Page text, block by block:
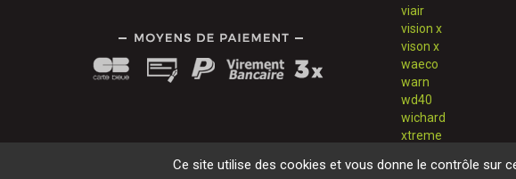
viair
vision x
vison x
waeco
warn
wd40
wichard
xtreme
Ce site utilise des cookies et vous donne le contrôle sur